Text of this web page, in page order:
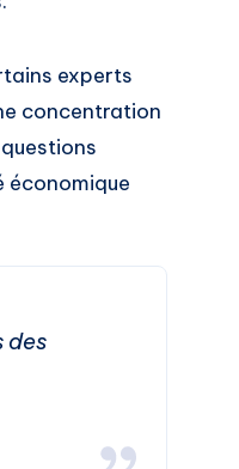
experts
concentration
économique
des